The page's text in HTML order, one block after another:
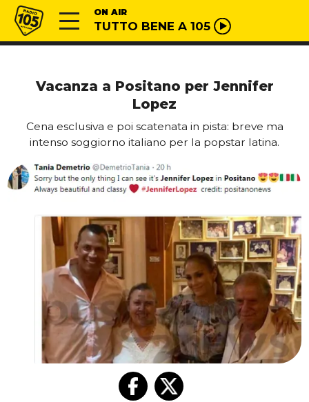
Vai al contenuto
Radio 105 ON AIR
TUTTO BENE A 105
Vacanza a Positano per Jennifer
Lopez
Cena esclusiva e poi scatenata in pista: breve ma
intenso soggiorno italiano per la popstar latina.